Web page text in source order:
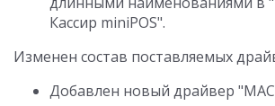
Кассир miniPOS".
Изменен состав поставляемых
Добавлен новый драйвер